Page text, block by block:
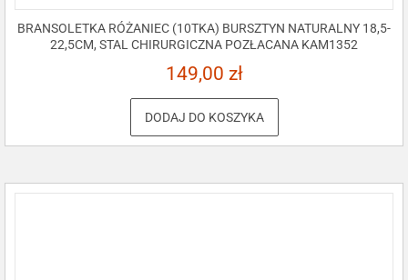
BRANSOLETKA RÓŻANIEC (10TKA) BURSZTYN NATURALNY 18,5-
22,5CM, STAL CHIRURGICZNA POZŁACANA KAM1352
149,00 zł
DODAJ DO KOSZYKA